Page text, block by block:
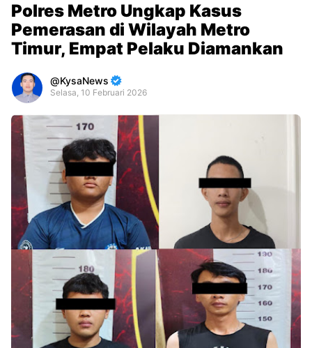
Polres Metro Ungkap Kasus
Pemerasan di Wilayah Metro
Timur, Empat Pelaku Diamankan
KysaNews
Selasa, 10 Februari 2026
Premium
By
Raushan
Design
With
Shroff
Templates